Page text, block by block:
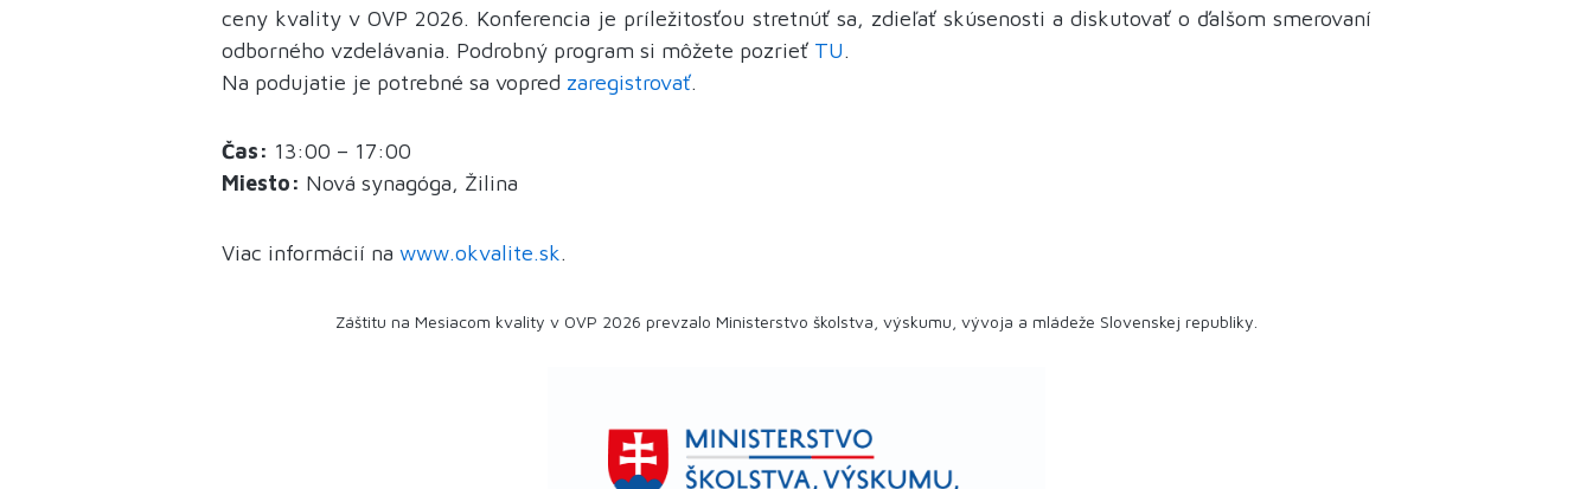
ceny kvality v OVP 2026. Konferencia je príležitosťou stretnúť sa, zdieľať skúsenosti a diskutovať o ďalšom smerovaní
odborného vzdelávania. Podrobný program si môžete pozrieť TU.
Na podujatie je potrebné sa vopred zaregistrovať.
Čas: 13:00 – 17:00
Miesto: Nová synagóga, Žilina
Viac informácií na www.okvalite.sk.
Záštitu na Mesiacom kvality v OVP 2026 prevzalo Ministerstvo školstva, výskumu, vývoja a mládeže Slovenskej republiky.